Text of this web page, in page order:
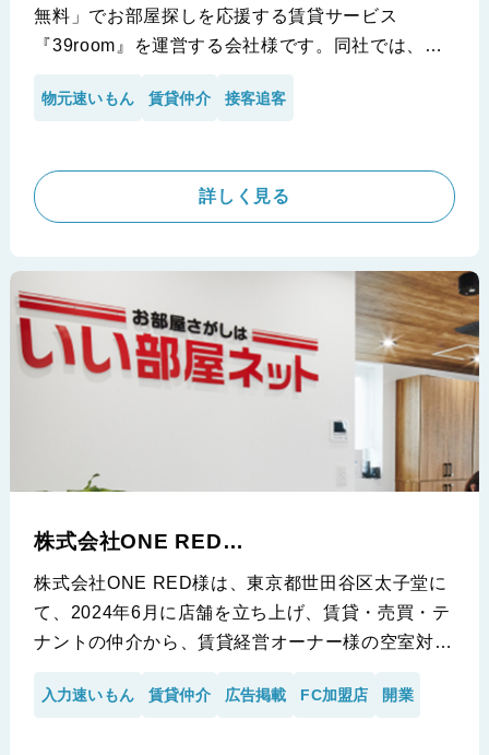
無料」でお部屋探しを応援する賃貸サービス
『39room』を運営する会社様です。同社では、自
のため、『物元速いもん』を導入。その結果、元付
を実現しました。
今回は、同社の大槻様に『物元速いもん』導入の経
※株式会社GKコンサルティング 39room様の導入事例です。
物元速いもん 賃貸仲介 接客追客
詳しく見る
株式会社ONE RED
(いい部屋ネット 三軒茶屋店)
株式会社ONE RED様は、東京都世田谷区太子堂に
て、2024年6月に店舗を立ち上げ、賃貸・売買・テ
ナントの仲介から、賃貸経営オーナー様の空室対策
株式会社ONE RED様には、2024年12月にiimonの
入力速いもん 賃貸仲介 広告掲載 FC加盟店 開業